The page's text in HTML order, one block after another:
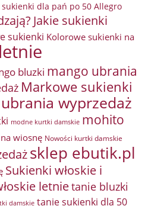
dla pań po 50 Allegro
Jakie sukienki
sukienki Kolorowe sukienki na
letnie
bluzki mango ubrania
Markowe sukienki
wyprzedaż
modne kurtki damskie mohito
na wiosnę Nowości kurtki damskie
sklep ebutik.pl
Sukienki włoskie i
letnietanie bluzki
damskie tanie sukienki dla 50